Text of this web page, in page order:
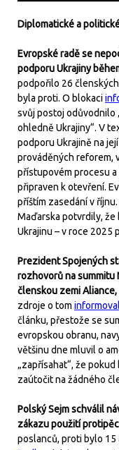
Diplomatické a
Evropské radě se
podporu Ukrajiny
podpořilo 26
byla proti. O blokaci
svůj postoj odůvodnilo
ohledně Ukrajiny“. V
podporu Ukrajině na
prováděných reforem,
přístupovém procesu
připraven k otevření.
příštím zasedání v
Maďarska potvrdily,
Ukrajinu – v roce 2025
Prezident Spojených
rozhovorů na summitu
členskou zemi
zdroje o tom informoval
článku, přestože se
evropskou obranu,
většinu dne mluvil o
„zapřísahat“, že
zaútočit na žádného
Polský Sejm schválil
zákazu použití
poslanců, proti bylo 15